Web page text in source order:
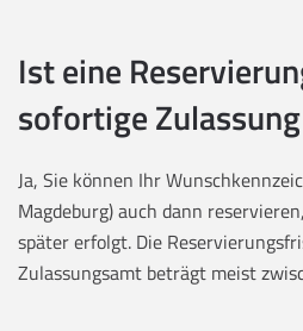
Ist eine
sofortige
Ja, Sie können Ihr
Magdeburg) auch dann
später erfolgt. Die
Zulassungsamt beträgt meist